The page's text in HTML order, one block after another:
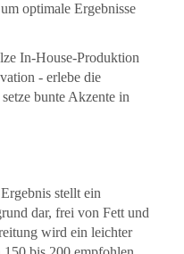
optimale Ergebnisse
In-House-Produktion
- erlebe die
bunte Akzente in
stellt ein
dar, frei von Fett und
wird ein leichter